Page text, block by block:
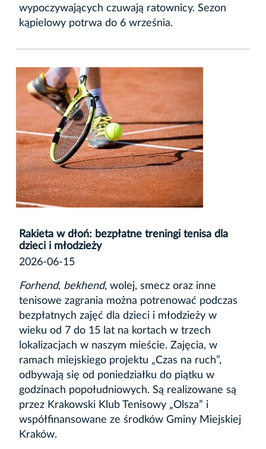
wypoczywających czuwają ratownicy. Sezon
kąpielowy potrwa do 6 września.
Rakieta w dłoń: bezpłatne treningi tenisa dla
dzieci i młodzieży
2026-06-15
Forhend, bekhend, wolej, smecz oraz inne
tenisowe zagrania można potrenować podczas
bezpłatnych zajęć dla dzieci i młodzieży w
wieku od 7 do 15 lat na kortach w trzech
lokalizacjach w naszym mieście. Zajęcia, w
ramach miejskiego projektu „Czas na ruch”,
odbywają się od poniedziałku do piątku w
godzinach popołudniowych. Są realizowane są
przez Krakowski Klub Tenisowy „Olsza” i
współfinansowane ze środków Gminy Miejskiej
Kraków.